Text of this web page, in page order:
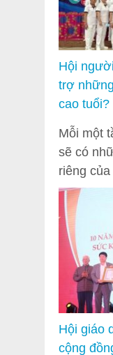
Hội
trợ
cao tuổi?
Mỗi một
sẽ có
riêng
Hội giáo
cộng